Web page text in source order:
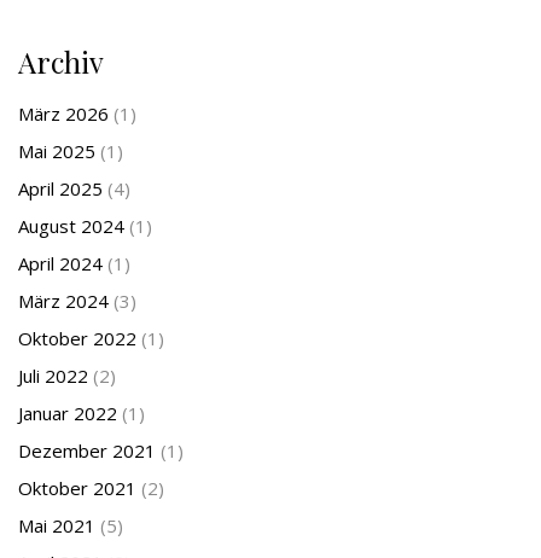
Archiv
März 2026 (1)
Mai 2025 (1)
April 2025 (4)
August 2024 (1)
April 2024 (1)
März 2024 (3)
Oktober 2022 (1)
Juli 2022 (2)
Januar 2022 (1)
Dezember 2021 (1)
Oktober 2021 (2)
Mai 2021 (5)